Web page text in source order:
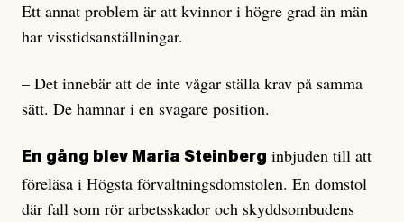
Ett annat problem är att kvinnor i högre grad än män
har visstidsanställningar.
– Det innebär att de inte vågar ställa krav på samma
sätt. De hamnar i en svagare position.
En gång blev Maria Steinberg inbjuden till att
föreläsa i Högsta förvaltningsdomstolen. En domstol
där fall som rör arbetsskador och skyddsombudens